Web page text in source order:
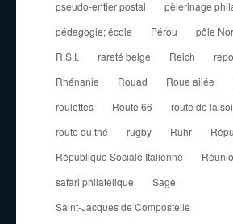
pseudo-entier postal
pèlerinage
pédagogie; école
Pérou pôle
R.S.I.
rareté belge Reich
Rhénanie
Rouad Roue ailée
roulettes
Route 66
route de la
route du thé
rugby Ruhr
République Sociale Italienne
safari philatélique
Sage
Saint-Jacques de Compostelle